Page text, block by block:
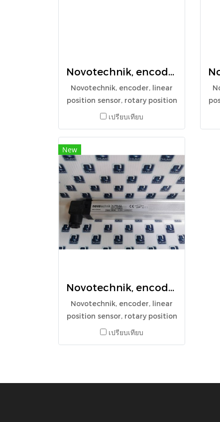
Novotechnik, encoder, linear position sensor, rotary position sensor, angle sensor, TLH 2000, 024386
Novotechnik, encoder, linear
position sensor, rotary position
sensor, angle sensor, TLH
เปรียบเทียบ
New
Novotechnik, encoder, linear position sensor, rotary position sensor, angle sensor, LWH-0175, LWH-175
Novotechnik, encoder, linear
position sensor, rotary position
sensor, angle sensor, LWH-
เปรียบเทียบ